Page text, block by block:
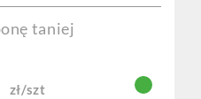
taniej
zł/szt